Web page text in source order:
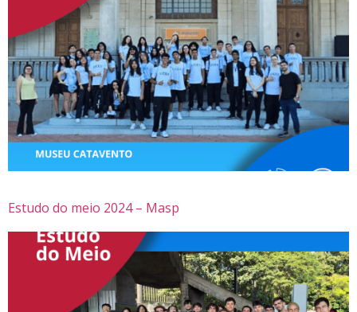
Estudo do meio 2024 – Masp